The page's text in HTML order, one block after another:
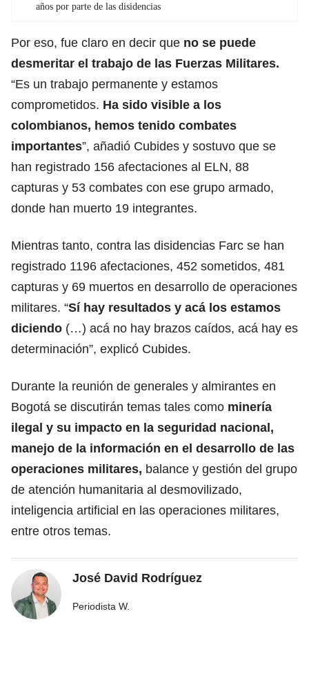
años por parte de las disidencias
Por eso, fue claro en decir que no se puede
desmeritar el trabajo de las Fuerzas Militares.
“Es un trabajo permanente y estamos
comprometidos. Ha sido visible a los
colombianos, hemos tenido combates
importantes”, añadió Cubides y sostuvo que se
han registrado 156 afectaciones al ELN, 88
capturas y 53 combates con ese grupo armado,
donde han muerto 19 integrantes.
Mientras tanto, contra las disidencias Farc se han
registrado 1196 afectaciones, 452 sometidos, 481
capturas y 69 muertos en desarrollo de operaciones
militares. “Sí hay resultados y acá los estamos
diciendo (…) acá no hay brazos caídos, acá hay es
determinación”, explicó Cubides.
Durante la reunión de generales y almirantes en
Bogotá se discutirán temas tales como minería
ilegal y su impacto en la seguridad nacional,
manejo de la información en el desarrollo de las
operaciones militares, balance y gestión del grupo
de atención humanitaria al desmovilizado,
inteligencia artificial en las operaciones militares,
entre otros temas.
José David Rodríguez
Periodista W.